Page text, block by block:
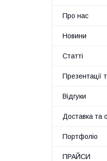
Про нас
Новини
Статті
Презентації
Відгуки
Доставка та
Портфоліо
ПРАЙСИ